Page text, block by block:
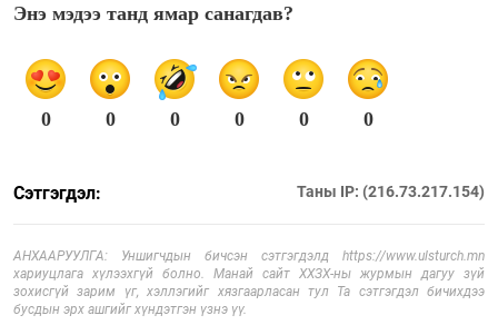
Энэ мэдээ танд ямар санагдав?
0 0 0 0 0 0
Сэтгэгдэл: Таны IP: (216.73.217.154)
АНХААРУУЛГА: Уншигчдын бичсэн сэтгэгдэлд https://www.ulsturch.mn
хариуцлага хүлээхгүй болно. Манай сайт ХХЗХ-ны журмын дагуу зүй
зохисгүй зарим үг, хэллэгийг хязгаарласан тул Та сэтгэгдэл бичихдээ
бусдын эрх ашгийг хүндэтгэн үзнэ үү.